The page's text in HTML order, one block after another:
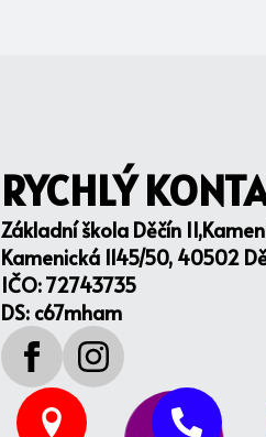
RYCHLÝ
Základní škola Děčín
Kamenická 1145/50, 40502
IČO: 72743735
DS: c67mham